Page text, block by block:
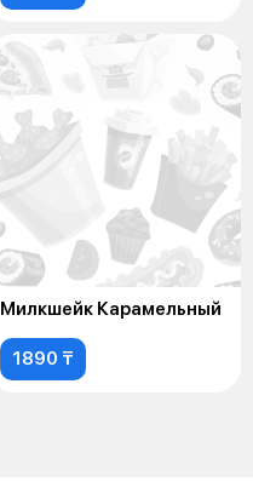
Милкшейк Карамельный
1890 ₸